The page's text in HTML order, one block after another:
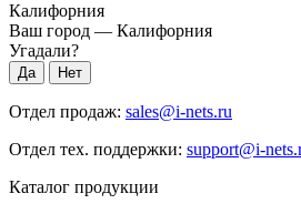
Калифорния
Ваш город — Калифорния
Угадали?
Отдел продаж: sales@i-nets.ru
Отдел тех. поддержки: support@i-
Каталог продукции